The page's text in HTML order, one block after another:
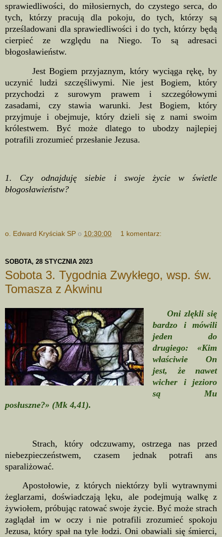
sprawiedliwości, do miłosiernych, do czystego serca, do
tych, którzy pracują dla pokoju, do tych, którzy są
prześladowani dla sprawiedliwości i do tych, którzy będą
cierpieć ze względu na Niego. To są adresaci
błogosławieństw.
Jest Bogiem przyjaznym, który wyciąga rękę, by
uczynić ludzi szczęśliwymi. Nie jest Bogiem, który
przychodzi z surowym prawem i szczegółowymi
zasadami, czy stawia warunki. Jest Bogiem, który
przyjmuje i obejmuje, który dzieli się z nami swoim
królestwem. Być może dlatego to ubodzy najlepiej
potrafili zrozumieć przesłanie Jezusa.
1. Czy odnajduję siebie i swoje życie w świetle
błogosławieństw?
o. Edward Kryściak SP o 10:30:00 1 komentarz:
SOBOTA, 28 STYCZNIA 2023
Sobota 3. Tygodnia Zwykłego, wsp. św.
Tomasza z Akwinu
Oni zlękli się
bardzo i mówili
jeden do
drugiego: «Kim
właściwie On
jest, że nawet
wicher i jezioro
są Mu
posłuszne?» (Mk 4,41).
Strach, który odczuwamy, ostrzega nas przed
niebezpieczeństwem, czasem jednak potrafi ans
sparaliżować.
Apostołowie, z których niektórzy byli wytrawnymi
żeglarzami, doświadczają lęku, ale podejmują walkę z
żywiołem, próbując ratować swoje życie. Być może strach
zaglądał im w oczy i nie potrafili zrozumieć spokoju
Jezusa, który spał na tyle łodzi. Oni obawiali się śmierci,